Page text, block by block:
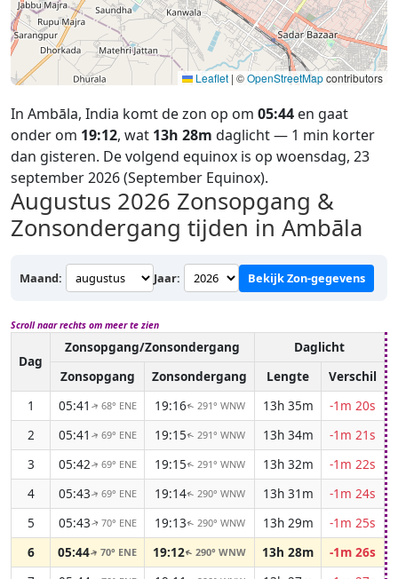
Leaflet | ©OpenStreetMapcontributors
In Ambāla, India komt de zon op om 05:44 en gaat
onder om 19:12, wat 13h 28m daglicht — 1 min korter
dan gisteren. De volgend equinox is op woensdag, 23
september 2026 (September Equinox).
Augustus 2026 Zonsopgang &
Zonsondergang tijden in Ambāla
Maand: Jaar: Bekijk Zon-gegevens
Scroll naar rechts om meer te zien
Dag
Zonsopgang/Zonsondergang Daglicht
Zonsopgang
Zonsondergang Lengte
Verschil
1
05:41 ↑ 68° ENE 19:16↑ 291° WNW 13h 35m
-1m 20s
2
05:41 ↑ 69° ENE 19:15↑ 291° WNW 13h 34m
-1m 21s
3
05:42↑ 69° ENE 19:15↑ 291° WNW 13h 32m
-1m 22s
4
05:43↑ 69° ENE 19:14↑ 290° WNW 13h 31m
-1m 24s
5
05:43↑ 70° ENE 19:13↑ 290° WNW 13h 29m
-1m 25s
6
05:44↑70° ENE 19:12↑290° WNW 13h 28m
-1m 26s